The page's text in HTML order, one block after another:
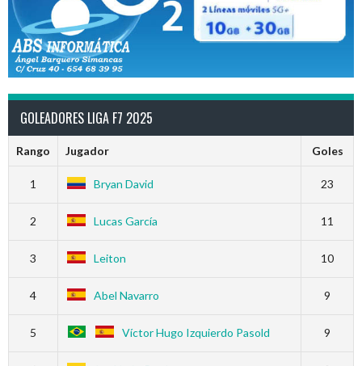
GOLEADORES LIGA F7 2025
Rango Jugador Goles
1 Bryan David 23
2 Lucas García 11
3 Leiton 10
4 Abel Navarro 9
5 Víctor Hugo Izquierdo Pasold 9